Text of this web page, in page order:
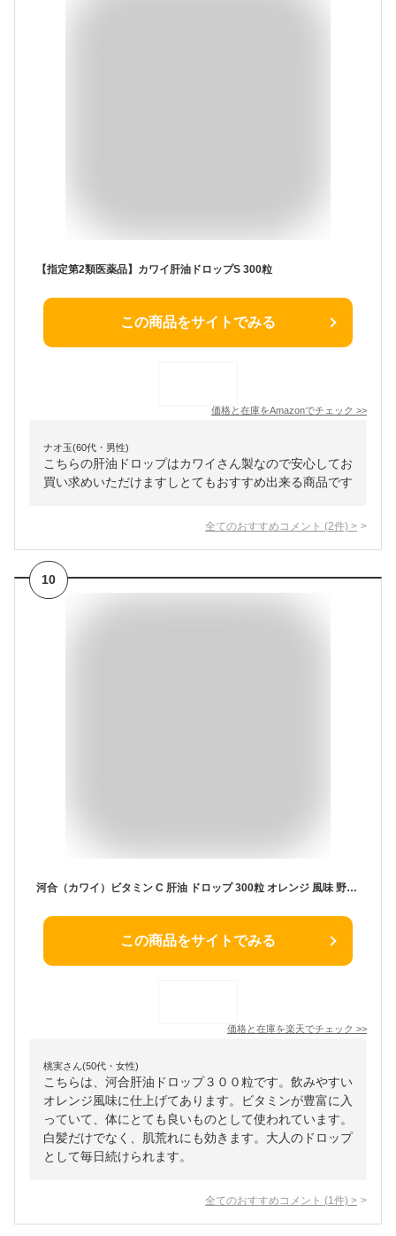
【指定第2類医薬品】カワイ肝油ドロップS 300粒
この商品をサイトでみる
価格と在庫をAmazonでチェック >>
ナオ玉(60代・男性)
こちらの肝油ドロップはカワイさん製なので安心してお
買い求めいただけますしとてもおすすめ出来る商品です
全てのおすすめコメント (2件) >
10
河合（カワイ）ビタミン C 肝油 ドロップ 300粒 オレンジ 風味 野菜 不足 ビタミン A ビタミン D アレルギー 物質 (28品目中) 不使用
この商品をサイトでみる
価格と在庫を楽天でチェック >>
桃実さん(50代・女性)
こちらは、河合肝油ドロップ３００粒です。飲みやすい
オレンジ風味に仕上げてあります。ビタミンが豊富に入
っていて、体にとても良いものとして使われています。
白髪だけでなく、肌荒れにも効きます。大人のドロップ
として毎日続けられます。
全てのおすすめコメント (1 件) >